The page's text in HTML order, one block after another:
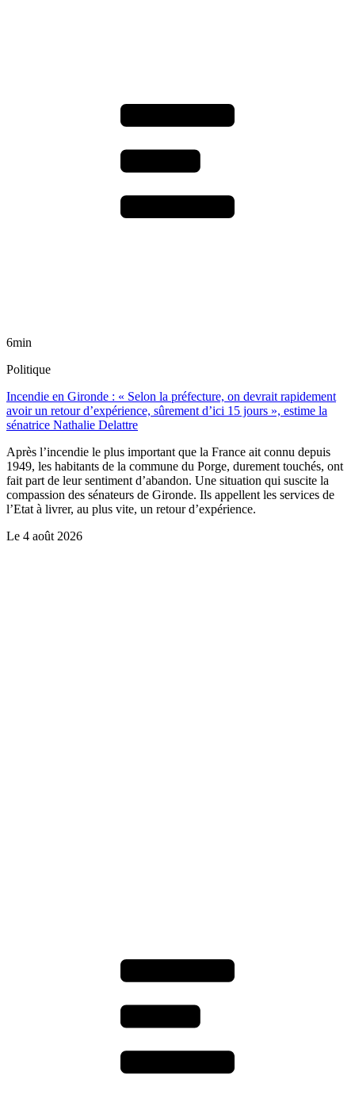
6min
Politique
Incendie en Gironde : « Selon la préfecture, on devrait rapidement
avoir un retour d’expérience, sûrement d’ici 15 jours », estime la
sénatrice Nathalie Delattre
Après l’incendie le plus important que la France ait connu depuis
1949, les habitants de la commune du Porge, durement touchés, ont
fait part de leur sentiment d’abandon. Une situation qui suscite la
compassion des sénateurs de Gironde. Ils appellent les services de
l’Etat à livrer, au plus vite, un retour d’expérience.
Le 4 août 2026